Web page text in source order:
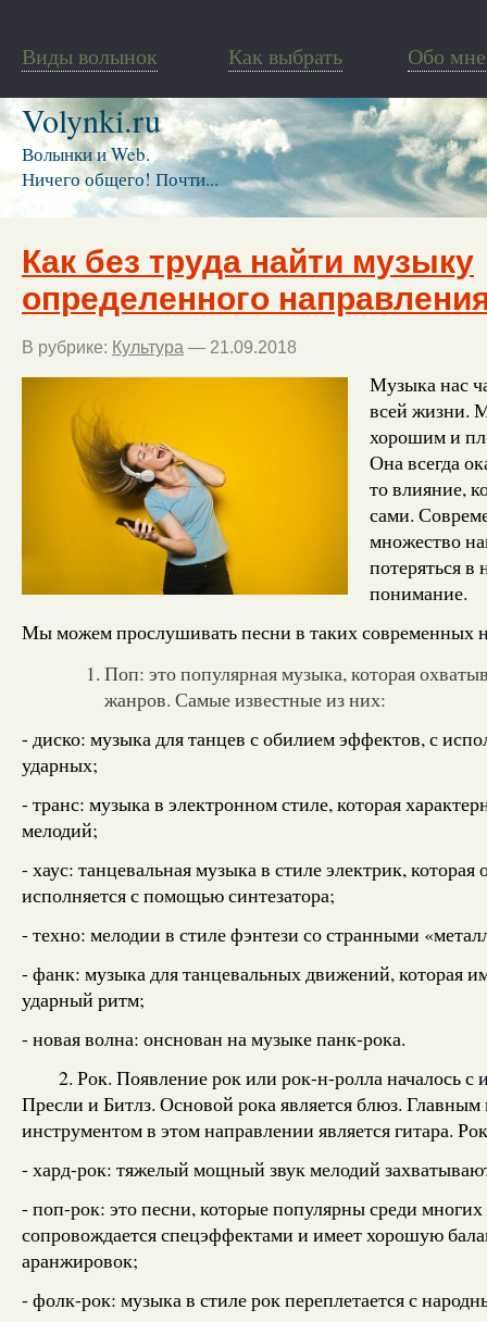
Виды волынок Как выбрать Обо мне
Volynki.ru
Волынки и Web.
Ничего общего! Почти...
Как без труда найти музыку
определенного
В рубрике: Культура — 21.09.2018
Музыка нас
всей жизни.
хорошим и
Она всегда
то влияние,
сами.
множество
потеряться
понимание.
Мы можем прослушивать песни в таких современных
Поп: это популярная музыка, которая
жанров. Самые известные из них:
- диско: музыка для танцев с обилием эффектов, с
ударных;
- транс: музыка в электронном стиле, которая
мелодий;
- хаус: танцевальная музыка в стиле электрик, которая
исполняется с помощью синтезатора;
- техно: мелодии в стиле фэнтези со странными
- фанк: музыка для танцевальных движений, которая
ударный ритм;
- новая волна: онснован на музыке панк-рока.
2. Рок. Появление рок или рок-н-ролла началось с
Пресли и Битлз. Основой рока является блюз.
инструментом в этом направлении является гитара.
- хард-рок: тяжелый мощный звук мелодий
- поп-рок: это песни, которые популярны среди
сопровождается спецэффектами и имеет хорошую
аранжировок;
- фолк-рок: музыка в стиле рок переплетается с